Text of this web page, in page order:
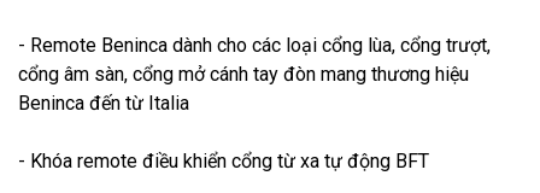
- Remote Beninca dành cho các loại cổng lùa, cổng trượt,
cổng âm sàn, cổng mở cánh tay đòn mang thương hiệu
Beninca đến từ Italia
- Khóa remote điều khiển cổng từ xa tự động BFT